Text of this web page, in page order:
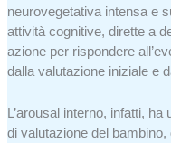
neurovegetativa intensa e
attività cognitive, dirette a
azione per rispondere
dalla valutazione iniziale e
L’arousal interno, infatti, ha
di valutazione del